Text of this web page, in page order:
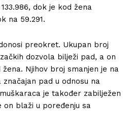
dok je kod žena
na 59.291.
preokret. Ukupan broj
dozvola bilježi pad, a on
Njihov broj smanjen je na
pad u odnosu na
je također zabilježen
on blaži u poređenju sa